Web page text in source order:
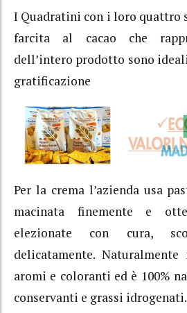
I Quadratini con i loro quattro
farcita al cacao che
dell’intero prodotto sono
gratificazione
Per la crema l’azienda usa
macinata finemente e
elezionate con cura,
delicatamente.
aromi e coloranti ed è 100%
conservanti e grassi idrogenati.